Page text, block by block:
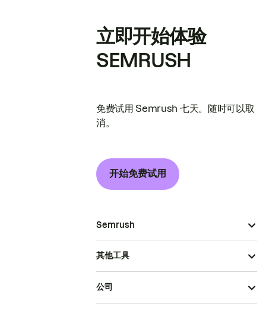
立即开始体验
SEMRUSH
免费试用 Semrush 七天。随时可以取
消。
开始免费试用
Semrush
其他工具
公司